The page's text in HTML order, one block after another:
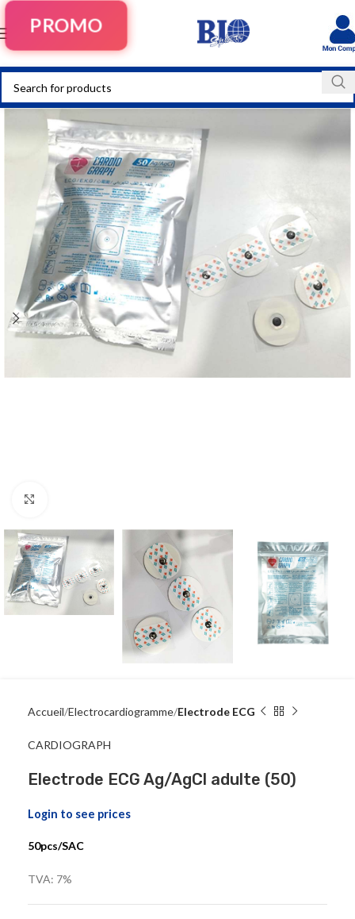
PROMO
Accueil Electrocardiogramme Electrode ECG
CARDIOGRAPH
Electrode ECG Ag/AgCl adulte (50)
Login to see prices
50pcs/SAC
TVA: 7%